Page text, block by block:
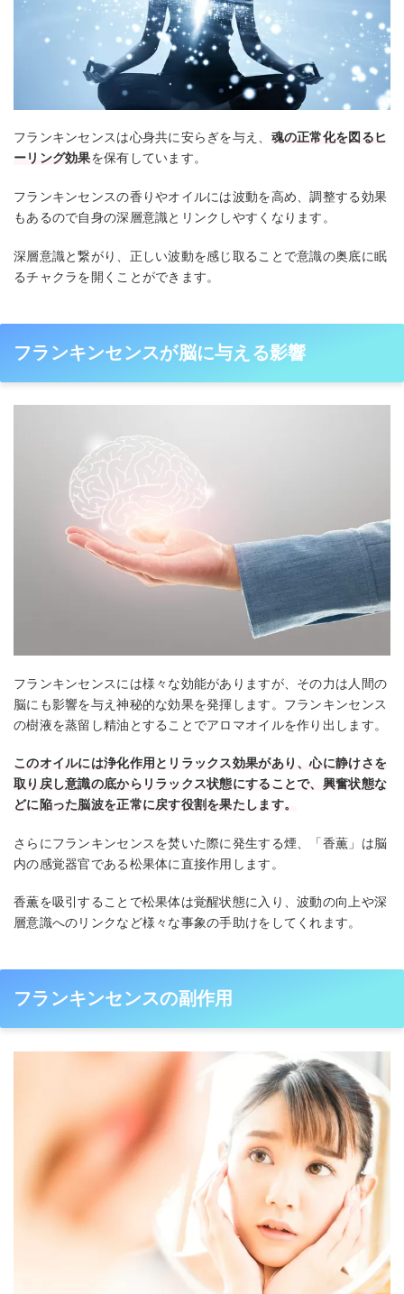
フランキンセンスは心身共に安らぎを与え、 魂の正常化を図るヒ
ーリング効果を保有しています。
フランキンセンスの香りやオイルには波動を高め、調整する効果
もあるので自身の深層意識とリンクしやすくなります。
深層意識と繋がり、正しい波動を感じ取ることで意識の奥底に眠
るチャクラを開くことができます。
フランキンセンスが脳に与える影響
フランキンセンスには様々な効能がありますが、その力は人間の
脳にも影響を与え神秘的な効果を発揮します。フランキンセンス
の樹液を蒸留し精油とすることでアロマオイルを作り出します。
このオイルには浄化作用とリラックス効果があり、心に静けさを
取り戻し意識の底からリラックス状態にすることで、興奮状態な
どに陥った脳波を正常に戻す役割を果たします。
さらにフランキンセンスを焚いた際に発生する煙、「香薫」は脳
内の感覚器官である松果体に直接作用します。
香薫を吸引することで松果体は覚醒状態に入り、波動の向上や深
層意識へのリンクなど様々な事象の手助けをしてくれます。
フランキンセンスの副作用